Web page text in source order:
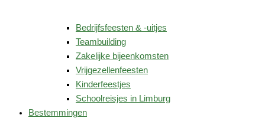
Bedrijfsfeesten & -uitjes
Teambuilding
Zakelijke bijeenkomsten
Vrijgezellenfeesten
Kinderfeestjes
Schoolreisjes in Limburg
Bestemmingen